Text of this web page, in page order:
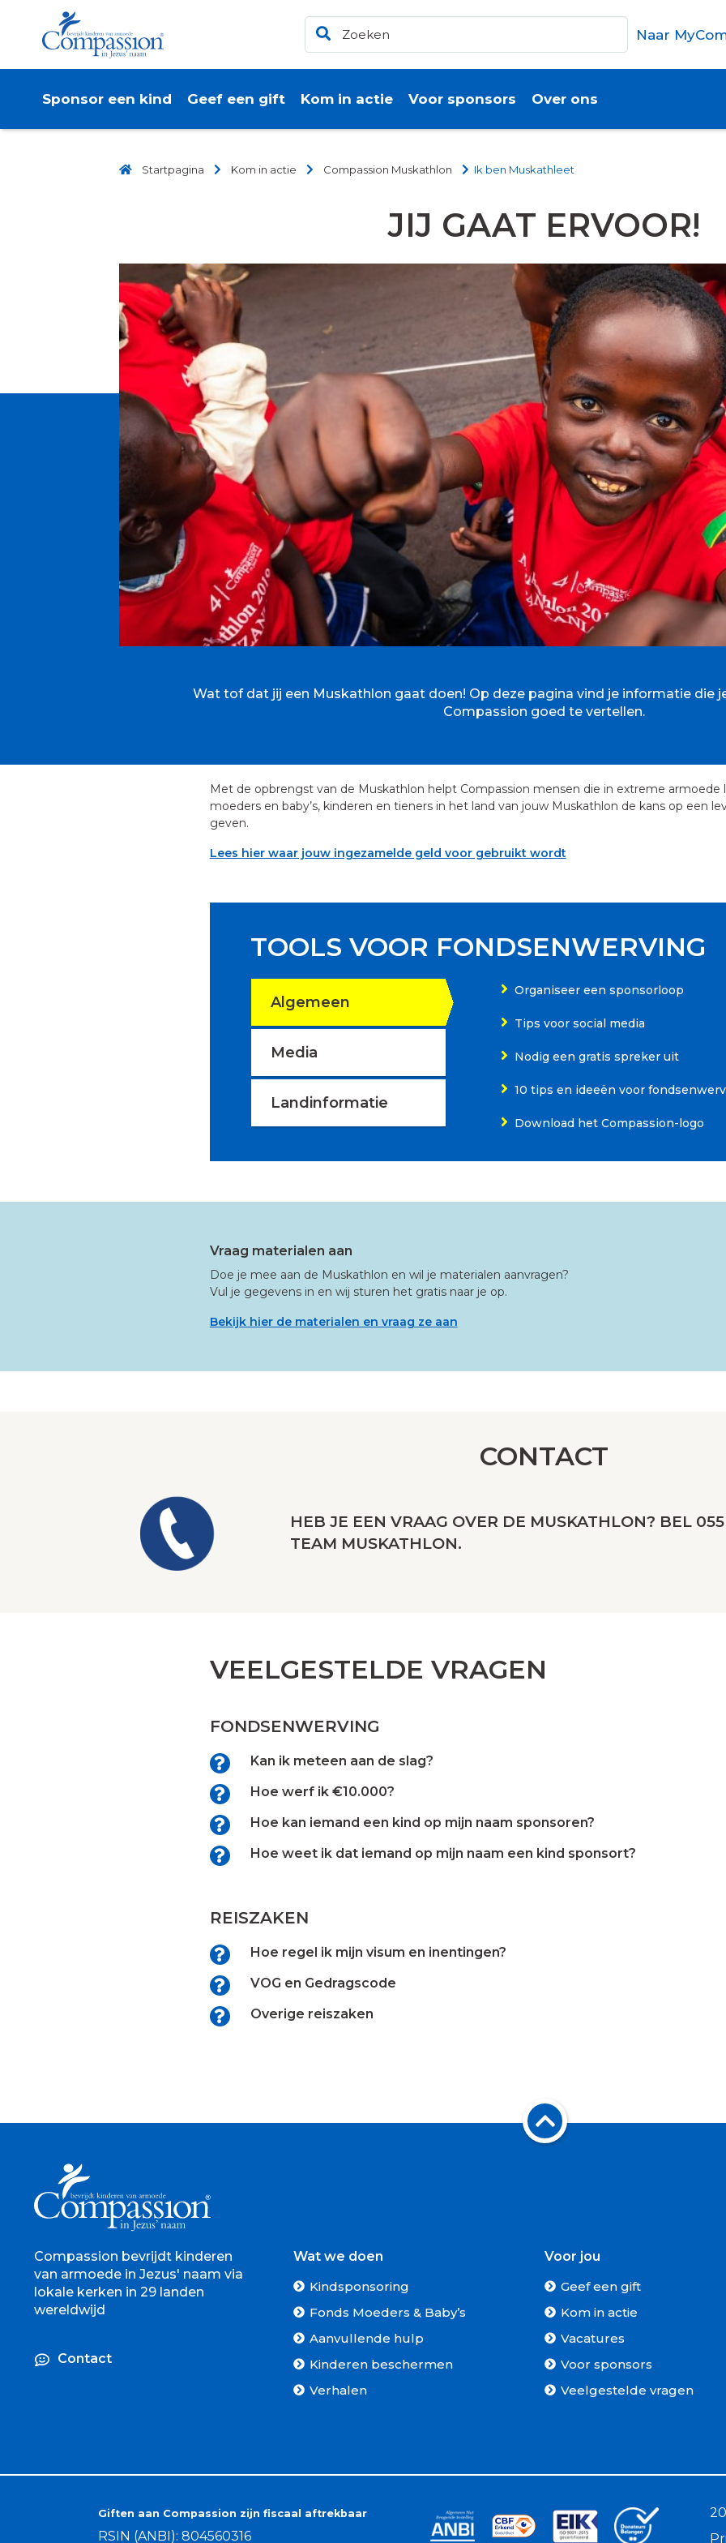
Naar
Sponsor een kind Geef een gift Kom in actie Voor sponsors Over ons
Startpagina Kom in actie Compassion Muskathlon Ik ben Muskathleet
JIJ GAAT ERVOOR!
Wat tof dat jij een Muskathlon gaat doen! Op deze pagina vind je informatie die
Compassion goed te vertellen.
Met de opbrengst van de Muskathlon helpt Compassion mensen die in extreme armoede
moeders en baby’s, kinderen en tieners in het land van jouw Muskathlon de kans op een
geven.
Lees hier waar jouw ingezamelde geld voor gebruikt wordt
TOOLS VOOR FONDSENWERVING
Algemeen
Media
Landinformatie
Organiseer een sponsorloop
Tips voor social media
Nodig een gratis spreker uit
10 tips en ideeën voor
Download het Compassion-logo
Vraag materialen aan
Doe je mee aan de Muskathlon en wil je materialen aanvragen?
Vul je gegevens in en wij sturen het gratis naar je op.
Bekijk hier de materialen en vraag ze aan
CONTACT
HEB JE EEN VRAAG OVER DE MUSKATHLON? BEL
TEAM MUSKATHLON.
VEELGESTELDE VRAGEN
FONDSENWERVING
Kan ik meteen aan de slag?
Hoe werf ik €10.000?
Hoe kan iemand een kind op mijn naam sponsoren?
Hoe weet ik dat iemand op mijn naam een kind sponsort?
REISZAKEN
Hoe regel ik mijn visum en inentingen?
VOG en Gedragscode
Overige reiszaken
Compassion bevrijdt kinderen
van armoede in Jezus' naam via
lokale kerken in 29 landen
wereldwijd
Contact
Wat we doen
Kindsponsoring
Fonds Moeders & Baby’s
Aanvullende hulp
Kinderen beschermen
Verhalen
Voor jou
Geef een gift
Kom in actie
Vacatures
Voor sponsors
Veelgestelde vragen
Giften aan Compassion zijn fiscaal aftrekbaar
RSIN (ANBI): 804560316